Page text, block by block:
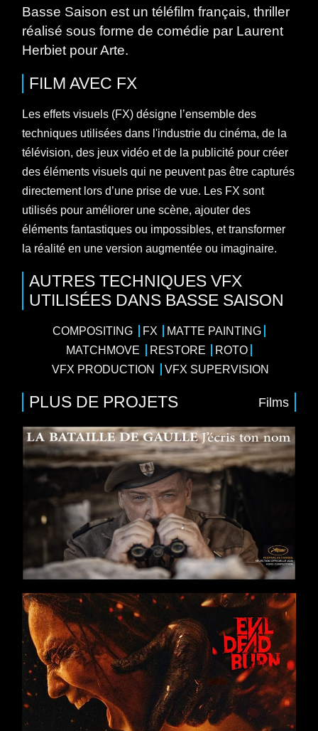
Basse Saison est un téléfilm français, thriller
réalisé sous forme de comédie par Laurent
Herbiet pour Arte.
FILM AVEC FX
Les effets visuels (FX) désigne l’ensemble des
techniques utilisées dans l'industrie du cinéma, de la
télévision, des jeux vidéo et de la publicité pour créer
des éléments visuels qui ne peuvent pas être capturés
directement lors d’une prise de vue. Les FX sont
utilisés pour améliorer une scène, ajouter des
éléments fantastiques ou impossibles, et transformer
la réalité en une version augmentée ou imaginaire.
AUTRES TECHNIQUES VFX
UTILISÉES DANS BASSE SAISON
COMPOSITING FX
MATTE PAINTING
MATCHMOVE
RESTORE
ROTO
VFX PRODUCTION
VFX SUPERVISION
PLUS DE PROJETS Films
Films
Action /Guerre/Histoire
Pathé Films
Réalisateur : Antonin Baudry
Films
Drame Thriller/Horreur
Réalisateur : Sébastien Vaniček